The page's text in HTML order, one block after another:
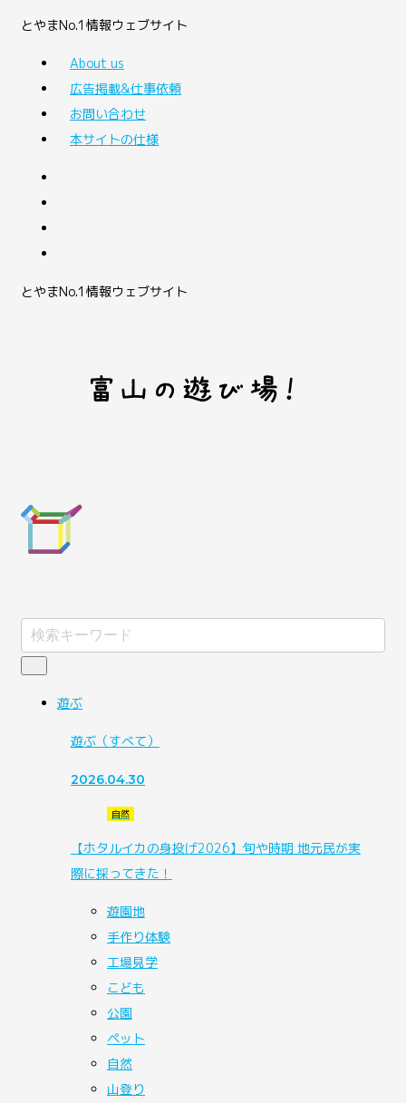
とやまNo.1情報ウェブサイト
About us
広告掲載&仕事依頼
お問い合わせ
本サイトの仕様
とやまNo.1情報ウェブサイト
遊ぶ
遊ぶ （すべて）
2026.04.30
自然
【ホタルイカの身投げ2026】旬や時期 地元民が実
際に採ってきた！
遊園地
手作り体験
工場見学
こども
公園
ペット
自然
山登り